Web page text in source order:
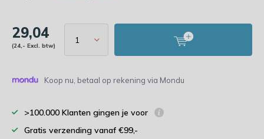
29,04
(24,- Excl. btw)
Koop nu, betaal op rekening via Mondu
>100.000 Klanten gingen je voor
Gratis verzending vanaf €99,-